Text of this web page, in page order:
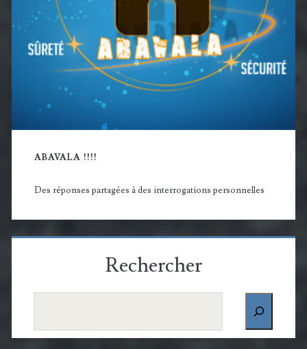
ABAVALA !!!!
Des réponses partagées à des interrogations personnelles
Rechercher